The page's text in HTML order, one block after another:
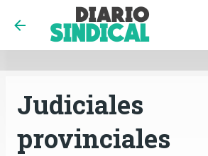
INICIO CÓRDOBA
Ir al contenido
Judiciales
provinciales